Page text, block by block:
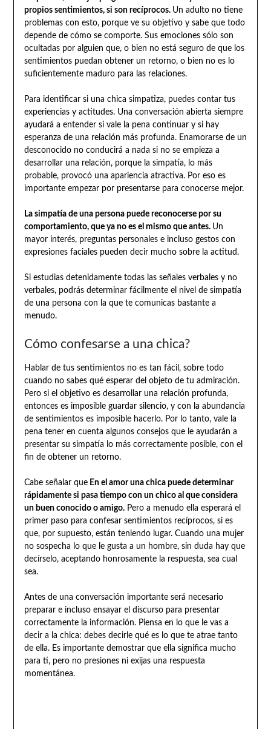
propios sentimientos, si son recíprocos. Un adulto no tiene
problemas con esto, porque ve su objetivo y sabe que todo
depende de cómo se comporte. Sus emociones sólo son
ocultadas por alguien que, o bien no está seguro de que los
sentimientos puedan obtener un retorno, o bien no es lo
suficientemente maduro para las relaciones.
Para identificar si una chica simpatiza, puedes contar tus
experiencias y actitudes. Una conversación abierta siempre
ayudará a entender si vale la pena continuar y si hay
esperanza de una relación más profunda. Enamorarse de un
desconocido no conducirá a nada si no se empieza a
desarrollar una relación, porque la simpatía, lo más
probable, provocó una apariencia atractiva. Por eso es
importante empezar por presentarse para conocerse mejor.
La simpatía de una persona puede reconocerse por su
comportamiento, que ya no es el mismo que antes. Un
mayor interés, preguntas personales e incluso gestos con
expresiones faciales pueden decir mucho sobre la actitud.
Si estudias detenidamente todas las señales verbales y no
verbales, podrás determinar fácilmente el nivel de simpatía
de una persona con la que te comunicas bastante a
menudo.
Cómo confesarse a una chica?
Hablar de tus sentimientos no es tan fácil, sobre todo
cuando no sabes qué esperar del objeto de tu admiración.
Pero si el objetivo es desarrollar una relación profunda,
entonces es imposible guardar silencio, y con la abundancia
de sentimientos es imposible hacerlo. Por lo tanto, vale la
pena tener en cuenta algunos consejos que le ayudarán a
presentar su simpatía lo más correctamente posible, con el
fin de obtener un retorno.
Cabe señalar queEn el amor una chica puede determinar
rápidamente si pasa tiempo con un chico al que considera
un buen conocido o amigo.Pero a menudo ella esperará el
primer paso para confesar sentimientos recíprocos, si es
que, por supuesto, están teniendo lugar. Cuando una mujer
no sospecha lo que le gusta a un hombre, sin duda hay que
decírselo, aceptando honrosamente la respuesta, sea cual
sea.
Antes de una conversación importante será necesario
preparar e incluso ensayar el discurso para presentar
correctamente la información. Piensa en lo que le vas a
decir a la chica: debes decirle qué es lo que te atrae tanto
de ella. Es importante demostrar que ella significa mucho
para ti, pero no presiones ni exijas una respuesta
momentánea.